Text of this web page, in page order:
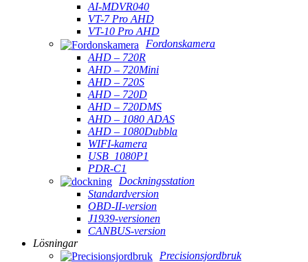
AI-MDVR040
VT-7 Pro AHD
VT-10 Pro AHD
Fordonskamera
AHD – 720R
AHD – 720Mini
AHD – 720S
AHD – 720D
AHD – 720DMS
AHD – 1080 ADAS
AHD – 1080Dubbla
WIFI-kamera
USB_1080P1
PDR-C1
Dockningsstation
Standardversion
OBD-II-version
J1939-versionen
CANBUS-version
Lösningar
Precisionsjordbruk